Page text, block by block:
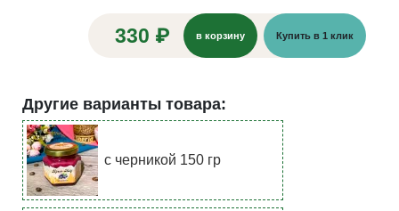
330 ₽ в корзину Купить в 1 клик
Другие варианты товара:
с черникой 150 гр